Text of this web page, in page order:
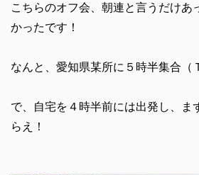
こちらのオフ会、朝連と言うだけあ
かったです！
なんと、愛知県某所に５時半集合（
で、自宅を４時半前には出発し、ま
らえ！